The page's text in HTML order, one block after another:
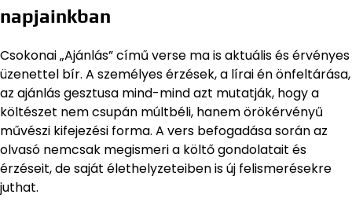
napjainkban
Csokonai „Ajánlás” című verse ma is aktuális és érvényes
üzenettel bír. A személyes érzések, a lírai én önfeltárása,
az ajánlás gesztusa mind-mind azt mutatják, hogy a
költészet nem csupán múltbéli, hanem örökérvényű
művészi kifejezési forma. A vers befogadása során az
olvasó nemcsak megismeri a költő gondolatait és
érzéseit, de saját élethelyzeteiben is új felismerésekre
juthat.